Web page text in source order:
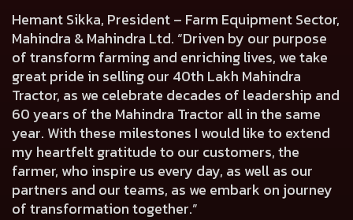
Hemant Sikka, President – Farm Equipment Sector,
Mahindra & Mahindra Ltd. “Driven by our purpose
of transform farming and enriching lives, we take
great pride in selling our 40th Lakh Mahindra
Tractor, as we celebrate decades of leadership and
60 years of the Mahindra Tractor all in the same
year. With these milestones I would like to extend
my heartfelt gratitude to our customers, the
farmer, who inspire us every day, as well as our
partners and our teams, as we embark on journey
of transformation together.”